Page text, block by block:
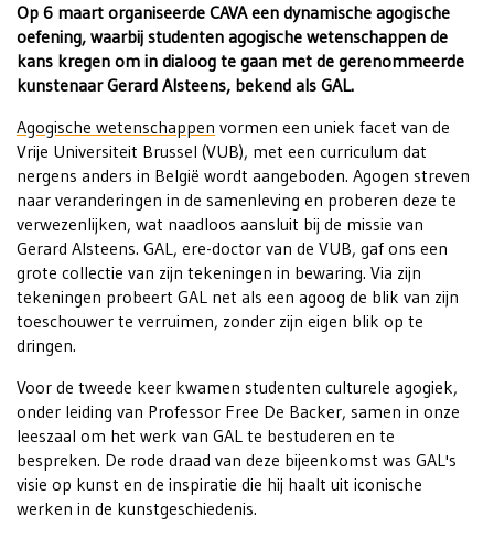
Op 6 maart organiseerde CAVA een dynamische agogische
oefening, waarbij studenten agogische wetenschappen de
kans kregen om in dialoog te gaan met de gerenommeerde
kunstenaar Gerard Alsteens, bekend als GAL.
Agogische wetenschappen vormen een uniek facet van de
Vrije Universiteit Brussel (VUB), met een curriculum dat
nergens anders in België wordt aangeboden. Agogen streven
naar veranderingen in de samenleving en proberen deze te
verwezenlijken, wat naadloos aansluit bij de missie van
Gerard Alsteens. GAL, ere-doctor van de VUB, gaf ons een
grote collectie van zijn tekeningen in bewaring. Via zijn
tekeningen probeert GAL net als een agoog de blik van zijn
toeschouwer te verruimen, zonder zijn eigen blik op te
dringen.
Voor de tweede keer kwamen studenten culturele agogiek,
onder leiding van Professor Free De Backer, samen in onze
leeszaal om het werk van GAL te bestuderen en te
bespreken. De rode draad van deze bijeenkomst was GAL's
visie op kunst en de inspiratie die hij haalt uit iconische
werken in de kunstgeschiedenis.